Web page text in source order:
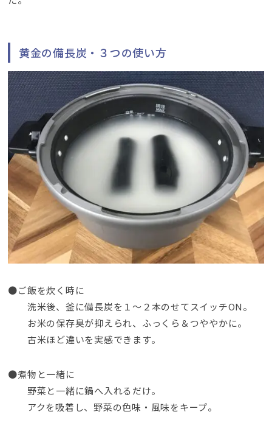
黄金の備長炭・３つの使い方
●ご飯を炊く時に
洗米後、釜に備長炭を１～２本のせてスイッチON。
お米の保存臭が抑えられ、ふっくら＆つややかに。
古米ほど違いを実感できます。
●煮物と一緒に
野菜と一緒に鍋へ入れるだけ。
アクを吸着し、野菜の色味・風味をキープ。